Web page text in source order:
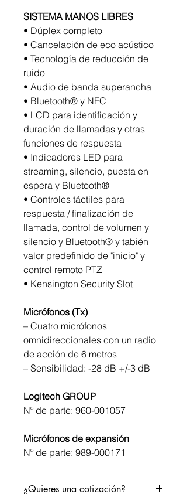
SISTEMA MANOS LIBRES
• Dúplex completo
• Cancelación de eco acústico
• Tecnología de reducción de
ruido
• Audio de banda superancha
• Bluetooth® y NFC
• LCD para identificación y
duración de llamadas y otras
funciones de respuesta
• Indicadores LED para
streaming, silencio, puesta en
espera y Bluetooth®
• Controles táctiles para
respuesta / finalización de
llamada, control de volumen y
silencio y Bluetooth® y tabién
valor predefinido de "inicio" y
control remoto PTZ
• Kensington Security Slot
Micrófonos (Tx)
– Cuatro micrófonos
omnidireccionales con un radio
de acción de 6 metros
– Sensibilidad: -28 dB +/-3 dB
Logitech GROUP
Nº de parte: 960-001057
Micrófonos de expansión
Nº de parte: 989-000171
¿Quieres una cotización?